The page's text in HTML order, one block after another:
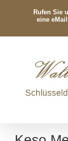
Rufen Sie
eine